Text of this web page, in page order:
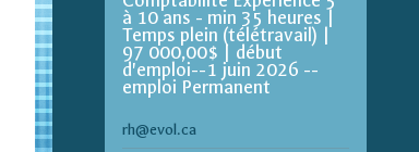
à 10 ans - min 35 heures |
Temps plein (télétravail) |
97 000,00$ | début
d'emploi--1 juin 2026 --
emploi Permanent
rh@evol.ca